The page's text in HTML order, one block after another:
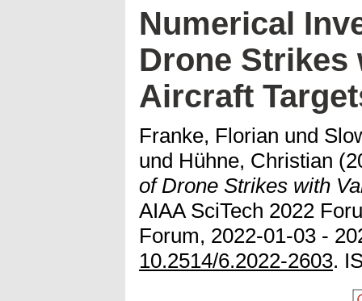
Numerical
Drone Strikes
Aircraft
Franke, Florian und
und Hühne, Christian
of Drone Strikes with
AIAA SciTech 2022
Forum, 2022-01-03 -
10.2514/6.2022-2603.